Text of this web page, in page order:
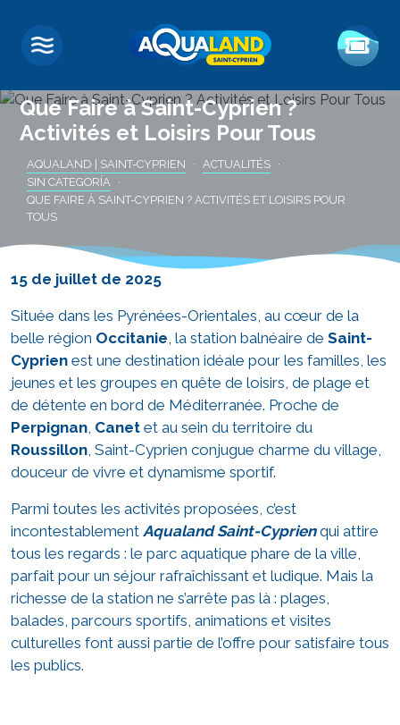
Que Faire à Saint-Cyprien ?
Activités et Loisirs Pour Tous
AQUALAND | SAINT-CYPRIEN
ACTUALITÉS
SIN CATEGORÍA
QUE FAIRE À SAINT-CYPRIEN ? ACTIVITÉS ET LOISIRS POUR
TOUS
15 de juillet de 2025
Située dans les Pyrénées-Orientales, au cœur de la
belle région Occitanie, la station balnéaire de Saint-
Cyprien est une destination idéale pour les familles, les
jeunes et les groupes en quête de loisirs, de plage et
de détente en bord de Méditerranée. Proche de
Perpignan, Canet et au sein du territoire du
Roussillon, Saint-Cyprien conjugue charme du village,
douceur de vivre et dynamisme sportif.
Parmi toutes les activités proposées, c’est
incontestablement Aqualand Saint-Cyprien qui attire
tous les regards : le parc aquatique phare de la ville,
parfait pour un séjour rafraîchissant et ludique. Mais la
richesse de la station ne s’arrête pas là : plages,
balades, parcours sportifs, animations et visites
culturelles font aussi partie de l’offre pour satisfaire tous
les publics.